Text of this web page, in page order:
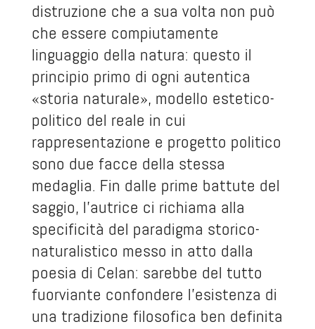
distruzione che a sua volta non può
che essere compiutamente
linguaggio della natura: questo il
principio primo di ogni autentica
«storia naturale», modello estetico-
politico del reale in cui
rappresentazione e progetto politico
sono due facce della stessa
medaglia. Fin dalle prime battute del
saggio, l’autrice ci richiama alla
specificità del paradigma storico-
naturalistico messo in atto dalla
poesia di Celan: sarebbe del tutto
fuorviante confondere l’esistenza di
una tradizione filosofica ben definita